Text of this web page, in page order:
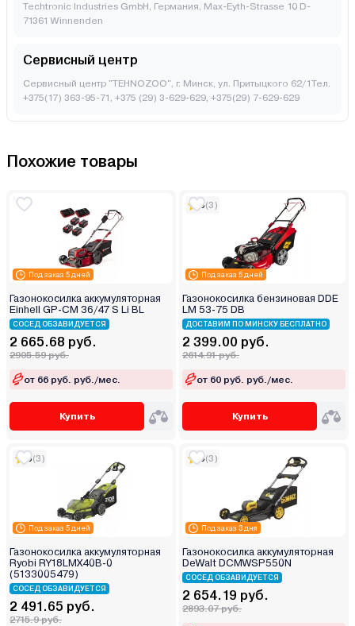
Techtronic Industries GmbH, Германия, Max-Eyth-Strasse 10 D-
71361 Winnenden
Сервисный центр
Сервисный центр "TEHNOZOO", г. Минск, ул. Притыцкого 62/1Тел.
+375(17) 363-95-71, +375 (29) 3-629-629, +375(29) 7-629-629
Похожие товары
Под заказ 5 дней
Газонокосилка аккумуляторная
Einhell GP-CM 36/47 S Li BL
СОСЕД ОБЗАВИДУЕТСЯ
2 665.68 руб.
2905.59 руб.
от 66 руб. руб./мес.
Купить
Под заказ 5 дней
5(3)
Газонокосилка бензиновая DDE
LM 53-75 DB
ДОСТАВИМ ПО МИНСКУ БЕСПЛАТНО
2 399.00 руб.
2614.91 руб.
от 60 руб. руб./мес.
Купить
Под заказ 5 дней
5(3)
Газонокосилка аккумуляторная
Ryobi RY18LMX40B-0
(5133005479)
СОСЕД ОБЗАВИДУЕТСЯ
2 491.65 руб.
2715.9 руб.
Под заказ 3 дня
5(3)
Газонокосилка аккумуляторная
DeWalt DCMWSP550N
СОСЕД ОБЗАВИДУЕТСЯ
2 654.19 руб.
2893.07 руб.